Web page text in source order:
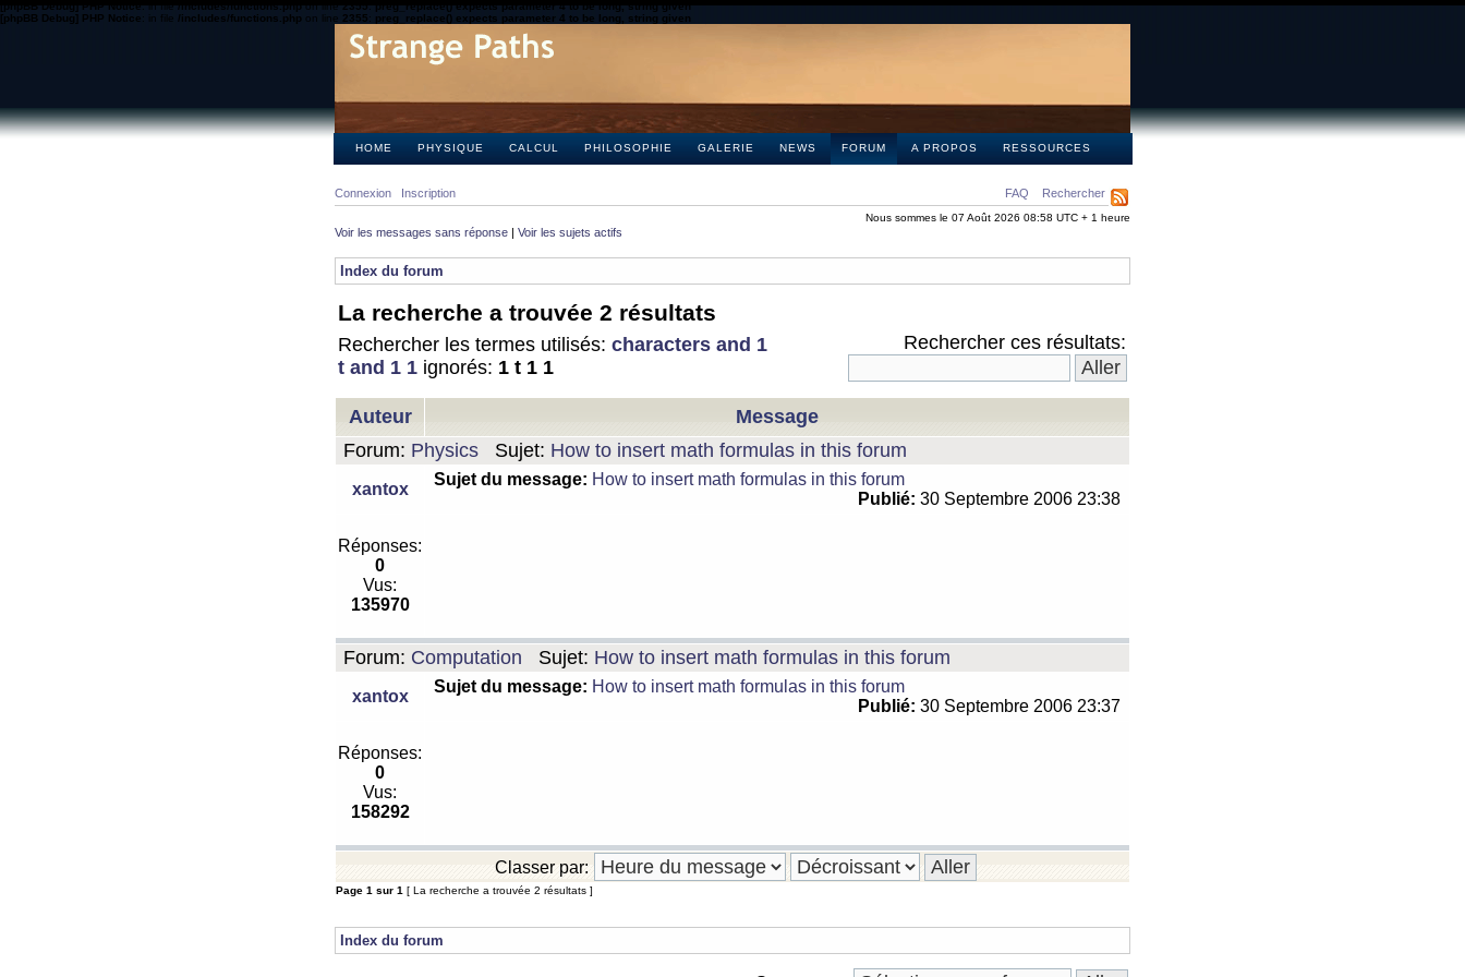
[phpBB Debug] PHP Notice: in file/includes/functions.phpon line2355:preg_replace() expects parameter 4 to be long, string given
[phpBB Debug] PHP Notice: in file /includes/functions.php on line 2355: preg_replace() expects parameter 4 to be long, string given
HOME PHYSIQUE CALCUL PHILOSOPHIE GALERIE NEWS FORUM A PROPOS RESSOURCES
FAQ Rechercher
Connexion Inscription
Nous sommes le 07 Août 2026 08:58 UTC + 1 heure
Voir les messages sans réponse | Voir les sujets actifs
Index du forum
La recherche a trouvée 2 résultats
Rechercher les termes utilisés: characters and 1
t and 1 1 ignorés: 1 t 1 1
Rechercher ces résultats:
Auteur
Message
Forum: Physics Sujet: How to insert math formulas in this forum
xantox
Sujet du message: How to insert math formulas in this forum
Publié: 30 Septembre 2006 23:38
Réponses:
0
Vus:
135970
Forum: Computation Sujet: How to insert math formulas in this forum
xantox
Sujet du message: How to insert math formulas in this forum
Publié: 30 Septembre 2006 23:37
Réponses:
0
Vus:
158292
Classer par:
Page 1 sur 1 [ La recherche a trouvée 2 résultats ]
Index du forum